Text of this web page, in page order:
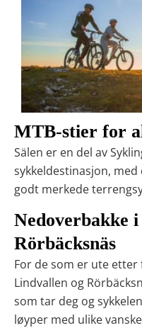
MTB-stier for
Sälen er en del av
sykkeldestinasjon,
godt merkede
Nedoverbakke
Rörbäcksnäs
For de som er ute
Lindvallen og
som tar deg og
løyper med ulike